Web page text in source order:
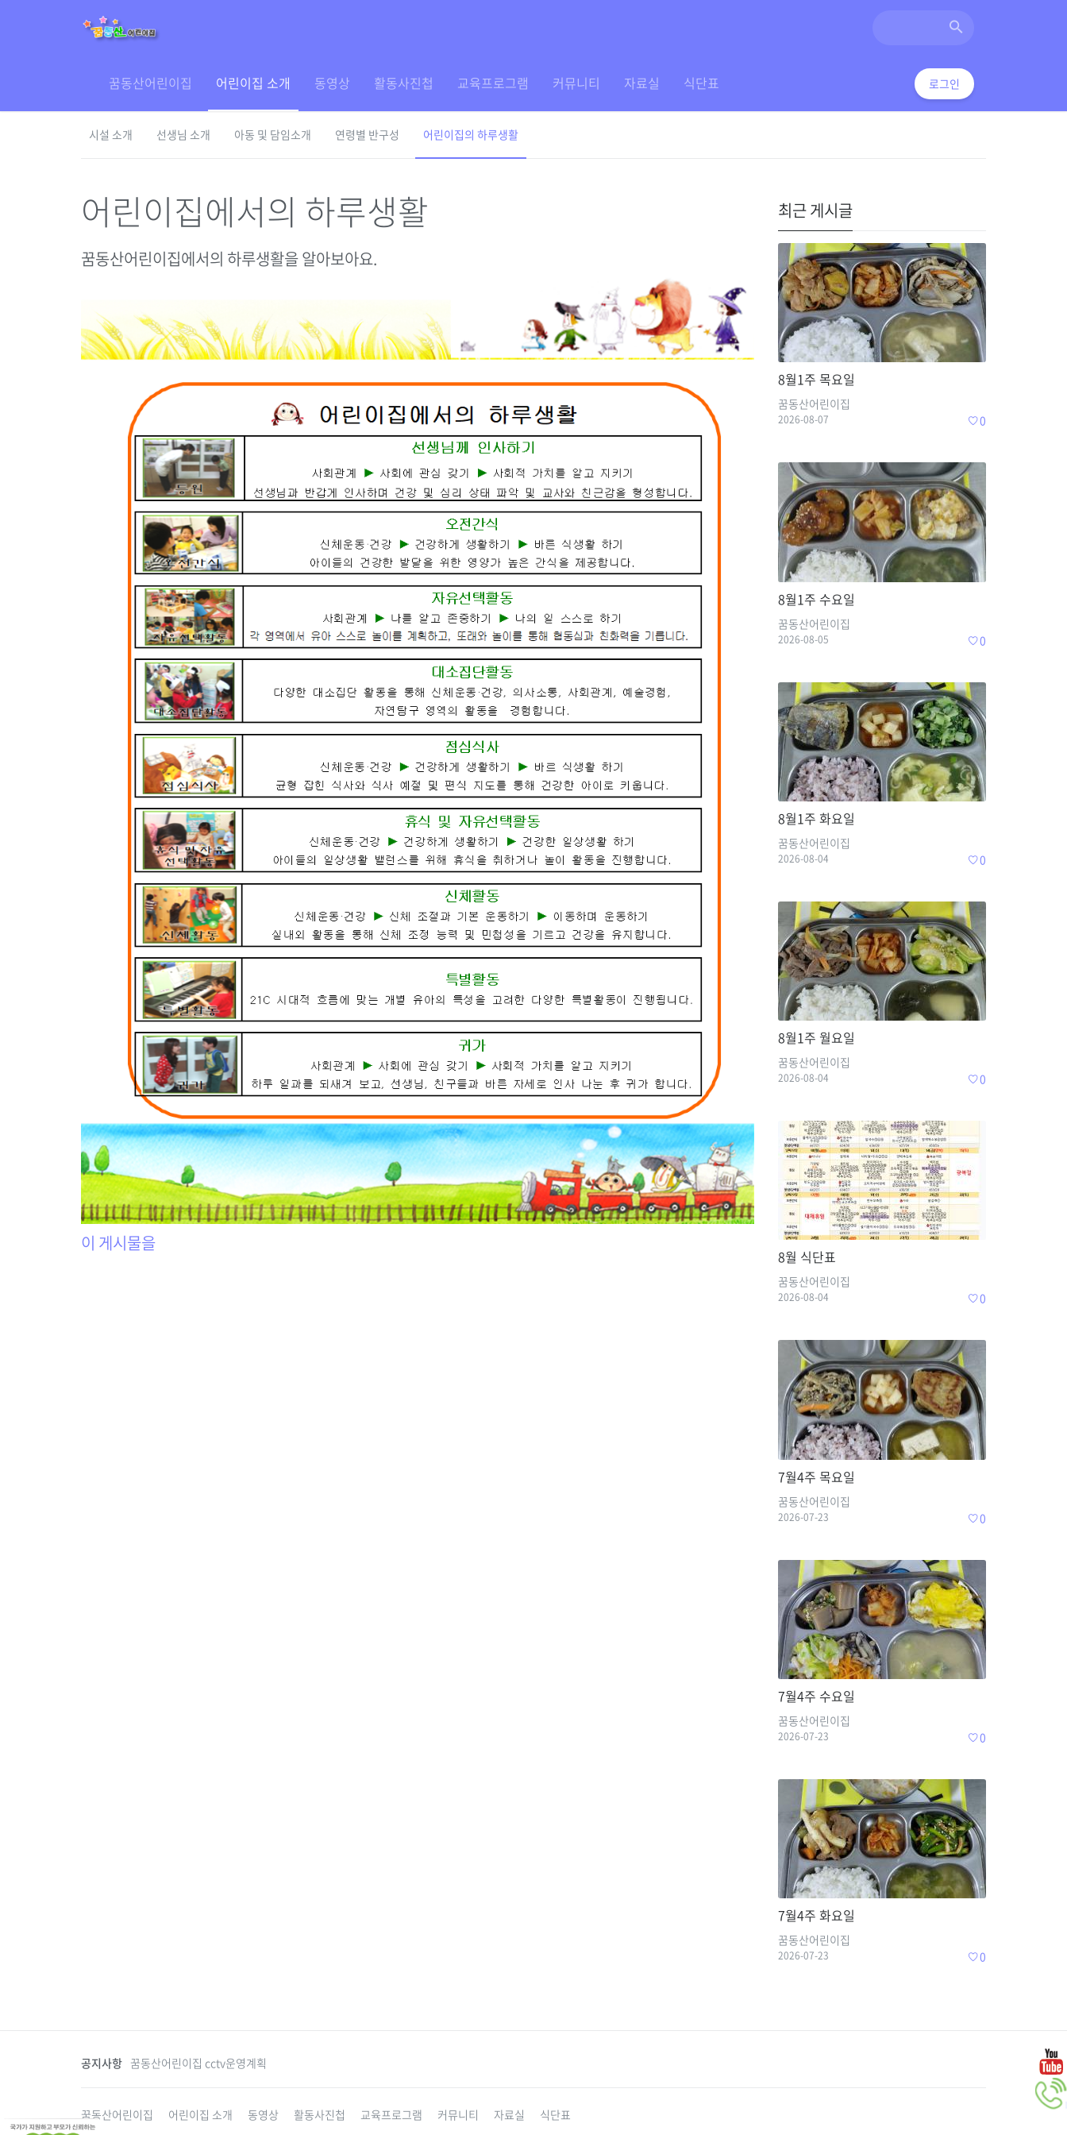
꿈동산어린이집 어린이집 소개 동영상 활동사진첩 교육프로그램 커뮤니티 자료실 식단표 로그인
시설 소개 선생님 소개 아동 및 담임소개 연령별 반구성 어린이집의 하루생활
어린이집에서의 하루생활
꿈동산어린이집에서의 하루생활을 알아보아요.
이 게시물을
최근 게시글
8월1주 목요일
꿈동산어린이집
2026-08-07 0
8월1주 수요일
꿈동산어린이집
2026-08-05 0
8월1주 화요일
꿈동산어린이집
2026-08-04 0
8월1주 월요일
꿈동산어린이집
2026-08-04 0
8월 식단표
꿈동산어린이집
2026-08-04 0
7월4주 목요일
꿈동산어린이집
2026-07-23 0
7월4주 수요일
꿈동산어린이집
2026-07-23 0
7월4주 화요일
꿈동산어린이집
2026-07-23 0
공지사항 꿈동산어린이집 cctv운영계획
꿈동산어린이집 어린이집 소개 동영상 활동사진첩 교육프로그램 커뮤니티 자료실 식단표